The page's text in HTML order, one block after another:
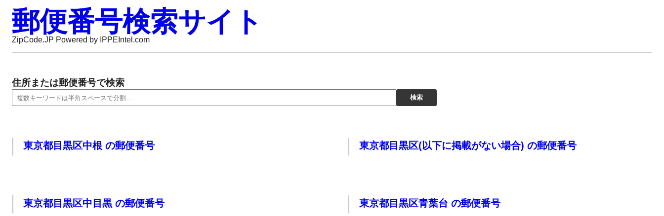
郵便番号検索サイト
ZipCode.JP Powered by IPPEIntel.com
住所または郵便番号で検索
東京都目黒区中根 の郵便番号 東京都目黒区(以下に掲載がない場合) の郵便番号
東京都目黒区中目黒 の郵便番号 東京都目黒区青葉台 の郵便番号